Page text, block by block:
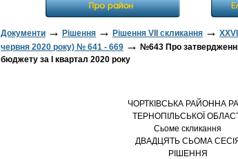
Документи → Рішення → Рішення VII скликання →
червня 2020 року) № 641 - 669 → №643 Про
бюджету за І квартал 2020 року
ЧОРТКІВСЬКА РАЙОННА
ТЕРНОПІЛЬСЬКОЇ
Сьоме скликання
ДВАДЦЯТЬ СЬОМА
РІШЕННЯ